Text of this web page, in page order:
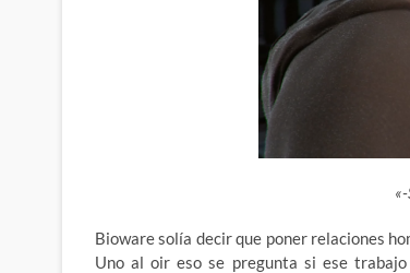
Bioware solía decir que poner relaciones
Uno al oir eso se pregunta si ese